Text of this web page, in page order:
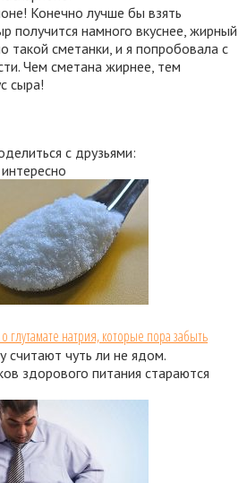
Конечно лучше бы взять
получится намного вкуснее, жирный
такой сметанки, и я попробовала с
Чем сметана жирнее, тем
сыра!
с друзьями:
глутамате натрия, которые пора забыть
считают чуть ли не ядом.
здорового питания стараются